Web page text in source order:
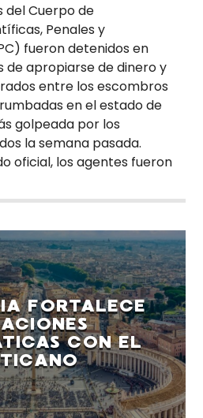
del Cuerpo de
Penales y
fueron detenidos en
de apropiarse de dinero y
entre los escombros
en el estado de
golpeada por los
la semana pasada.
oficial, los agentes fueron
FORTALECE
CON EL